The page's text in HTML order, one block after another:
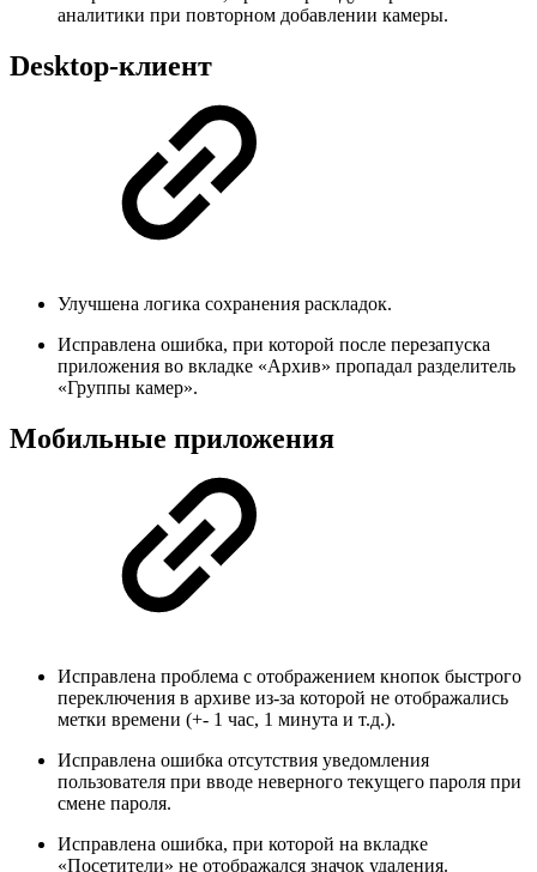
аналитики при повторном добавлении камеры.
Desktop-клиент
Улучшена логика сохранения раскладок.
Исправлена ошибка, при которой после перезапуска
приложения во вкладке «Архив» пропадал разделитель
«Группы камер».
Мобильные приложения
Исправлена проблема с отображением кнопок быстрого
переключения в архиве из-за которой не отображались
метки времени (+- 1 час, 1 минута и т.д.).
Исправлена ошибка отсутствия уведомления
пользователя при вводе неверного текущего пароля при
смене пароля.
Исправлена ошибка, при которой на вкладке
«Посетители» не отображался значок удаления.